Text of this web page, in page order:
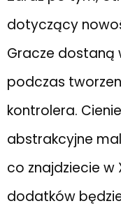
dotyczący
Gracze dostaną
podczas
kontrolera.
abstrakcyjne
co znajdziecie w
dodatków